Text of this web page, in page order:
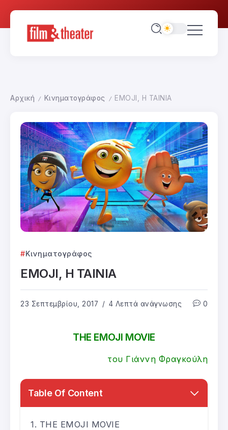
Αρχική / Κινηματογράφος / EMOJI, Η ΤΑΙΝΙΑ
Κινηματογράφος
EMOJI, Η ΤΑΙΝΙΑ
23 Σεπτεμβρίου, 2017 4 Λεπτά ανάγνωσης 0
THE EMOJI MOVIE
του Γιάννη Φραγκούλη
Table Of Content
THE EMOJI MOVIE